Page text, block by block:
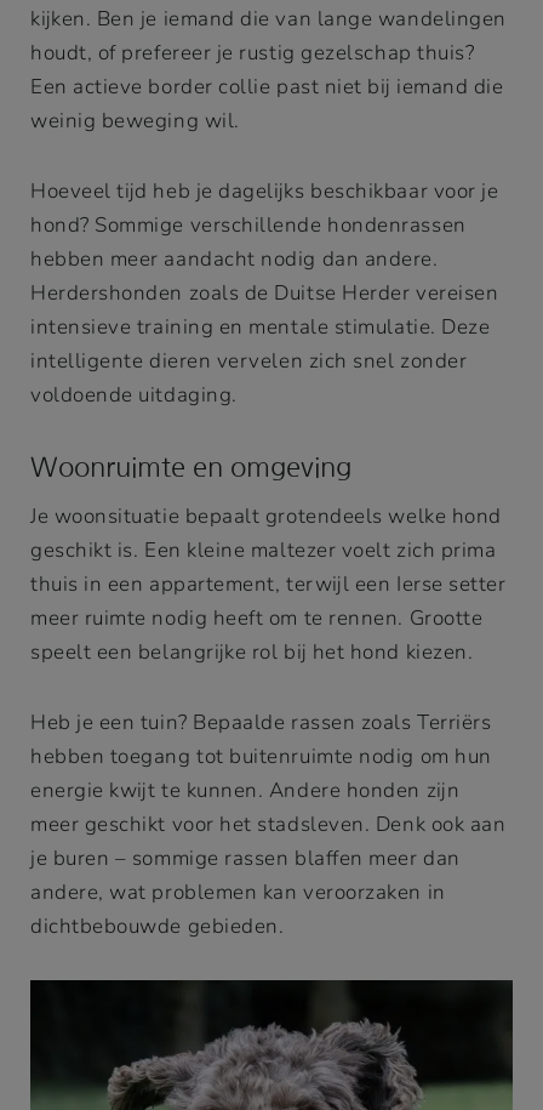
kijken. Ben je iemand die van lange wandelingen
houdt, of prefereer je rustig gezelschap thuis?
Een actieve border collie past niet bij iemand die
weinig beweging wil.
Hoeveel tijd heb je dagelijks beschikbaar voor je
hond? Sommige verschillende hondenrassen
hebben meer aandacht nodig dan andere.
Herdershonden zoals de Duitse Herder vereisen
intensieve training en mentale stimulatie. Deze
intelligente dieren vervelen zich snel zonder
voldoende uitdaging.
Woonruimte en omgeving
Je woonsituatie bepaalt grotendeels welke hond
geschikt is. Een kleine maltezer voelt zich prima
thuis in een appartement, terwijl een Ierse setter
meer ruimte nodig heeft om te rennen. Grootte
speelt een belangrijke rol bij het hond kiezen.
Heb je een tuin? Bepaalde rassen zoals Terriërs
hebben toegang tot buitenruimte nodig om hun
energie kwijt te kunnen. Andere honden zijn
meer geschikt voor het stadsleven. Denk ook aan
je buren – sommige rassen blaffen meer dan
andere, wat problemen kan veroorzaken in
dichtbebouwde gebieden.